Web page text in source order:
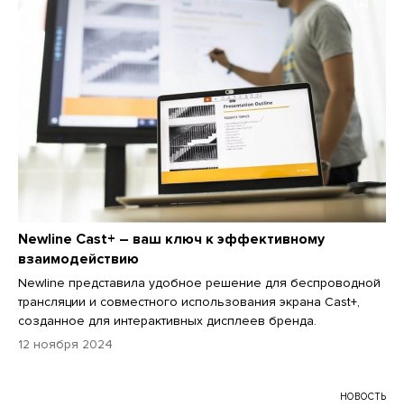
Newline Cast+ – ваш ключ к эффективному
взаимодействию
Newline представила удобное решение для беспроводной
трансляции и совместного использования экрана Cast+,
созданное для интерактивных дисплеев бренда.
12 ноября 2024
НОВОСТЬ